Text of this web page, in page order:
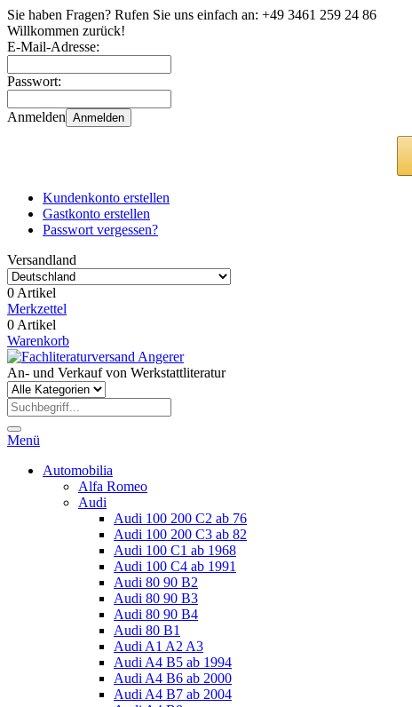
Sie haben Fragen? Rufen Sie uns einfach an: +49 3461 259 24 86
Willkommen zurück!
E-Mail-Adresse:
Passwort:
Anmelden Anmelden
Kundenkonto erstellen
Gastkonto erstellen
Passwort vergessen?
Versandland
0 Artikel
Merkzettel
0 Artikel
Warenkorb
An- und Verkauf von Werkstattliteratur
Menü
Automobilia
Alfa Romeo
Audi
Audi 100 200 C2 ab 76
Audi 100 200 C3 ab 82
Audi 100 C1 ab 1968
Audi 100 C4 ab 1991
Audi 80 90 B2
Audi 80 90 B3
Audi 80 90 B4
Audi 80 B1
Audi A1 A2 A3
Audi A4 B5 ab 1994
Audi A4 B6 ab 2000
Audi A4 B7 ab 2004